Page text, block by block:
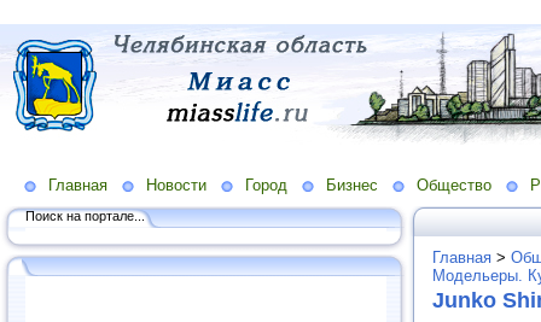
Главная Новости Город Бизнес Общество
Поиск на портале...
Главная >
Модельеры.
Junko